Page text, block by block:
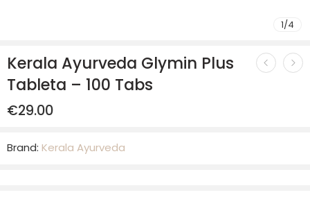
1/4
Kerala Ayurveda Glymin Plus
Tableta – 100 Tabs
€29.00
Brand: Kerala Ayurveda